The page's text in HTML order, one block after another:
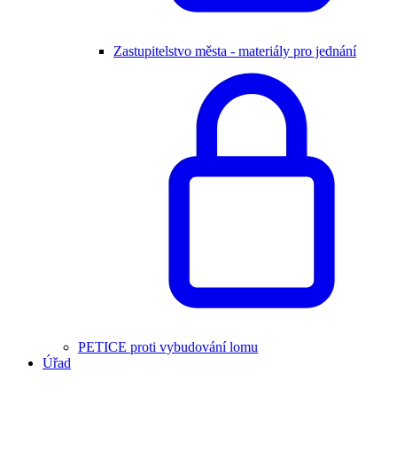
Zastupitelstvo města - materiály pro jednání
PETICE proti vybudování lomu
Úřad